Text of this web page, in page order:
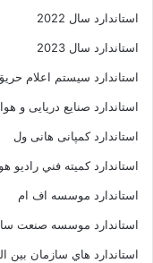
استاندارد سال 2022
استاندارد سال 2023
استاندارد سیستم اعلام
استاندارد صنایع دریایی و
استاندارد کمپانی هانی ول
استاندارد کميته فني راديو
استاندارد موسسه اف ام
استاندارد موسسه صنعت
استاندارد هاي سازمان بين